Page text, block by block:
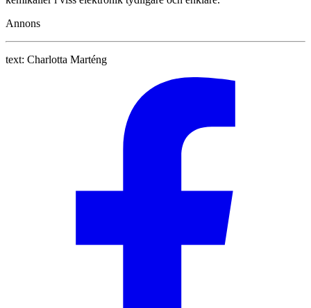
Annons
text: Charlotta Marténg